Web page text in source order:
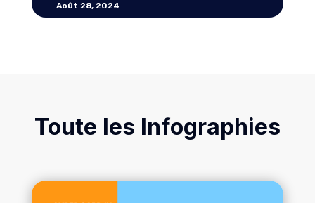
Août 28, 2024
Toute les Infographies